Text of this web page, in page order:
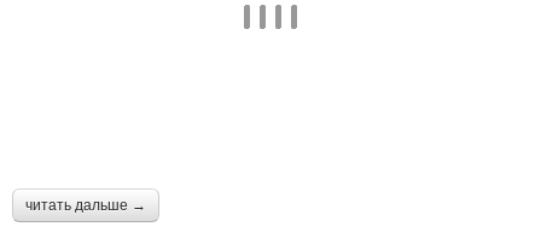
читать дальше →